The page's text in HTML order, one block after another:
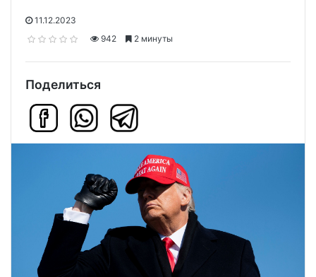
11.12.2023
942
2 минуты
Поделиться